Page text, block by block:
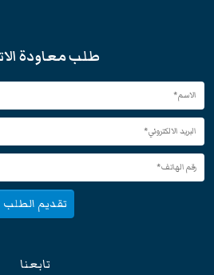
طلب معاودة
تقديم الطلب
تابعنا